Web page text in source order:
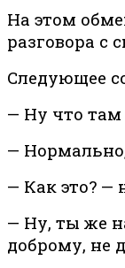
На этом
разговора с
Следующее
— Ну что там
—
— Как это? —
— Ну, ты же
доброму, не